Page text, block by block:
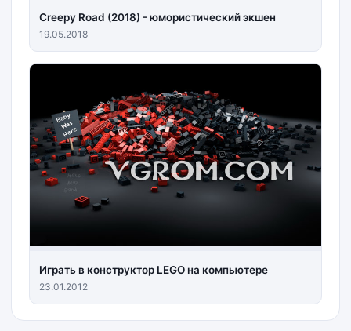
Creepy Road (2018) - юмористический экшен
19.05.2018
Играть в конструктор LEGO на компьютере
23.01.2012